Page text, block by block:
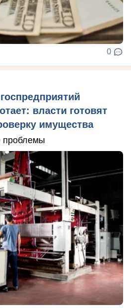
0
власти готовят
имущества
проблемы